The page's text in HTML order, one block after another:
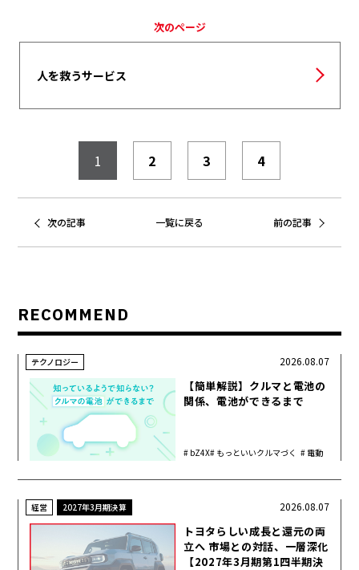
次のページ
人を救うサービス
1 2 3 4
次の記事 一覧に戻る 前の記事
RECOMMEND
テクノロジー
【簡単解説】クルマと電池の
関係、電池ができるまで
bZ4X もっといいクルマづく
電動
2026.08.07
経営 2027年3月期決算
トヨタらしい成長と還元の両
立へ 市場との対話、一層深化
【2027年3月期第1四半期決
2026.08.07